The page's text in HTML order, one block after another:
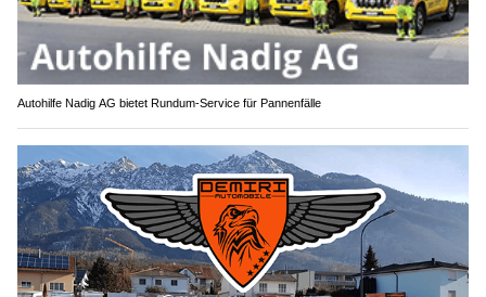
Autohilfe Nadig AG bietet Rundum‑Service für Pannenfälle